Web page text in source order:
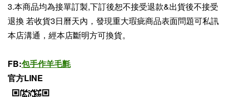
3.本商品均為接單訂製,下訂後恕不接受退款&出貨後不接受
退換 若收貨3日曆天內，發現重大瑕疵商品表面問題可私訊
本店溝通，經本店斷明方可換貨。
FB:包手作羊毛氈
官方LINE